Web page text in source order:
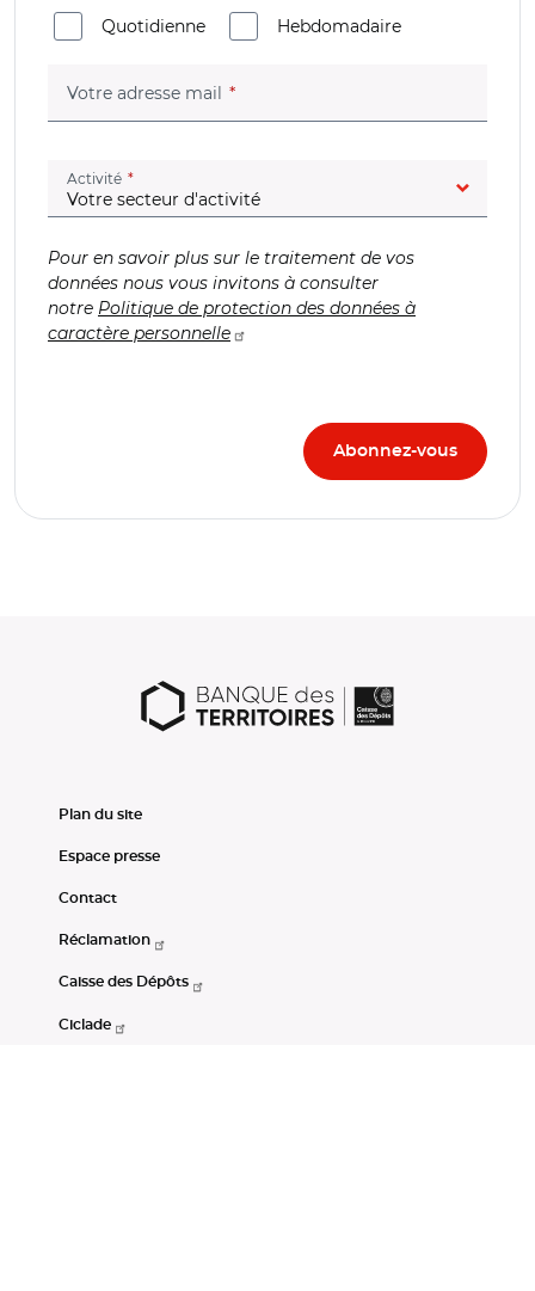
Quotidienne
Hebdomadaire
Votre adresse mail (champ obligatoire)
Activité (champ obligatoire)
Pour en savoir plus sur le traitement de vos
données nous vous invitons à consulter
notre Politique de protection des données à
caractère personnelle
Plan du site
Espace presse
Contact
Réclamation
Caisse des Dépôts
Ciclade